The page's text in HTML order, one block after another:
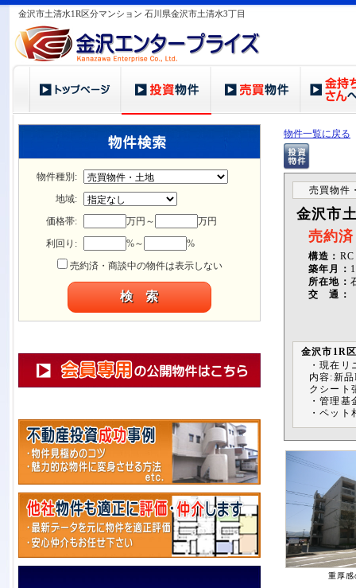
金沢市土清水1R区分マンション 石川県金沢市土清水3丁目
物件一覧に戻る
売買物件
金沢市
売約済
構造： RC
築年月：
所在地：
交 通：
金沢市1R
・現在
内容:新
クシート
・管理
・ペット
重厚
物件種別:
地域:
価格帯:
万円～
万円
利回り:
%～
%
売約済・商談中の物件は表示しない